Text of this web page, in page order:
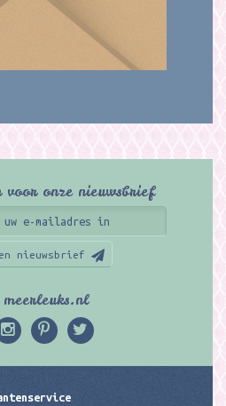
onze nieuwsbrief
nieuwsbrief